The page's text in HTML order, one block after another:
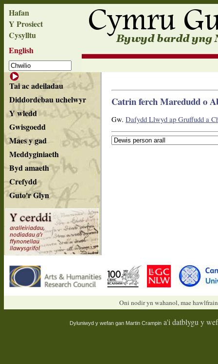
Hafan
Y Prosiect
Cysylltu
English
Tai ac adeiladau
Diddordebau uchelwyr
Y wledd
Gwisgoedd
Maes y gad
Meddyginiaeth
Byd amaeth
Crefydd
Guto'r Glyn
Catrin ferch Maredudd o
Gw. Dafydd Llwyd ap Gruffudd a
Oni nodir yn wahanol, mae
Dyluniwyd y wefan gan Martin Crampin a'i datblygu y